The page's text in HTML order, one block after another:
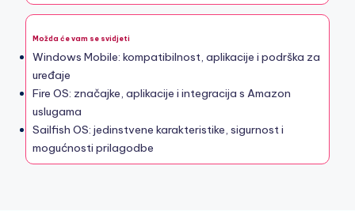
Možda će vam se svidjeti
Windows Mobile: kompatibilnost, aplikacije i podrška za
uređaje
Fire OS: značajke, aplikacije i integracija s Amazon
uslugama
Sailfish OS: jedinstvene karakteristike, sigurnost i
mogućnosti prilagodbe